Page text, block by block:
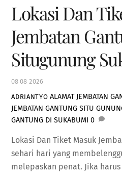
08 08 2026
Lokasi Dan
Jembatan
Situgunung
ADRIANTYO ALAMAT JEMBATAN
JEMBATAN GANTUNG SITU
GANTUNG DI SUKABUMI 0
Lokasi Dan Tiket Masuk
sehari hari yang
melepaskan penat. Jika